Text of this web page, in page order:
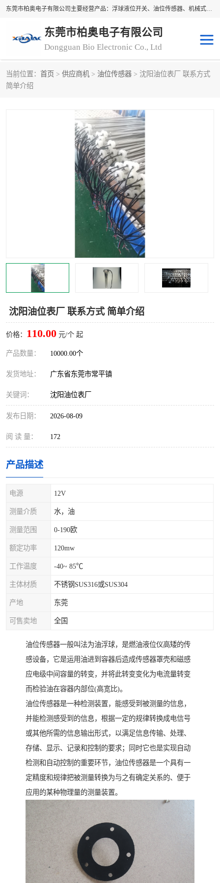
东莞市柏奥电子有限公司主要经营产品：浮球液位开关、油位传感器、机械式油表、浮球液位计、水位控制浮球阀、料位开关，水流开关、油水位控制配套仪表等。柏奥电子，您可信赖的合作伙伴
东莞市柏奥电子有限公司
Dongguan Bio Electronic Co., Ltd
当前位置： 首页 > 供应商机 > 油位传感器 > 沈阳油位表厂 联系方式
简单介绍
沈阳油位表厂 联系方式 简单介绍
价格： 110.00 元/个 起
产品数量： 10000.00个
发货地址： 广东省东莞市常平镇
关键词： 沈阳油位表厂
发布日期： 2026-08-09
阅 读 量： 172
产品描述
电源 12V
测量介质 水，油
测量范围 0-190欧
额定功率 120mw
工作温度 -40~ 85℃
主体材质 不锈钢SUS316或SUS304
产地 东莞
可售卖地 全国
油位传感器一般叫法为油浮球，是燃油液位仪高矮的传
感设备，它是运用油进到容器后造成传感器罩壳和磁感
应电级中间容量的转变，并将此转变变化为电流量转变
而检验油在容器内部位(高宽比)。
油位传感器是一种检测装置，能感受到被测量的信息，
并能检测感受到的信息，根据一定的规律转换成电信号
或其他所需的信息输出形式，以满足信息传输、处理、
存储、显示、记录和控制的要求；同时它也是实现自动
检测和自动控制的重要环节，油位传感器是一个具有一
定精度和规律把被测量转换为与之有确定关系的、便于
应用的某种物理量的测量装置。
浮球液位开关
水流开关
油位表
浮球阀
转速表